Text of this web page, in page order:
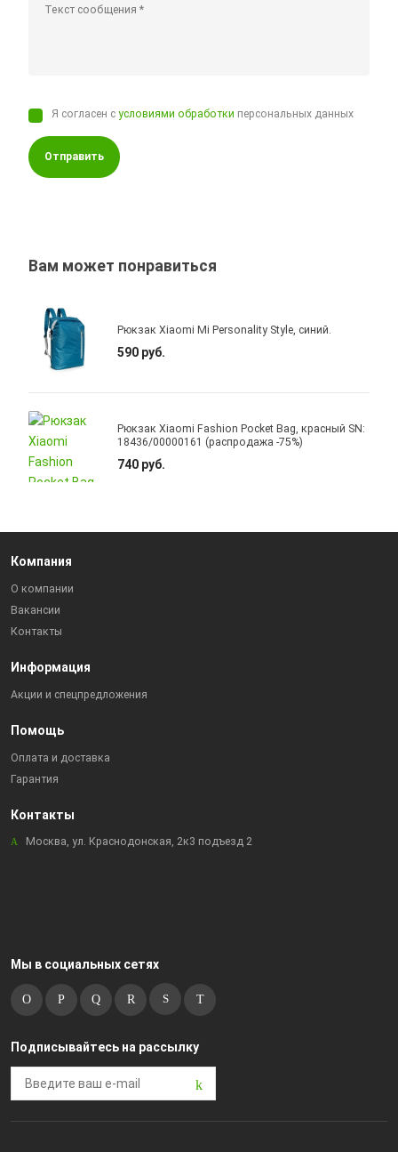
Я согласен сусловиями обработки персональных данных
Отправить
Вам может понравиться
Рюкзак Xiaomi Mi Personality Style, синий.
590 руб.
Рюкзак Xiaomi Fashion Pocket Bag, красный SN:
18436/00000161 (распродажа -75%)
740 руб.
Компания
О компании
Вакансии
Контакты
Информация
Акции и спецпредложения
Помощь
Оплата и доставка
Гарантия
Контакты
Москва, ул. Краснодонская, 2к3 подъезд 2
Мы в социальных сетях
Подписывайтесь на рассылку